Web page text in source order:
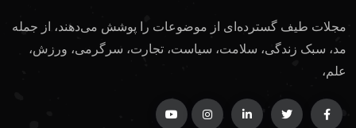
مجلات طیف گسترده‌ای از موضوعات را پوشش می‌دهند، از جمله
مد، سبک زندگی، سلامت، سیاست، تجارت، سرگرمی، ورزش،
علم،